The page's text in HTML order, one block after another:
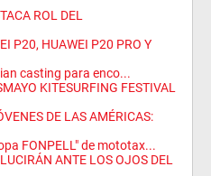
ROL DEL
P20, HUAWEI P20 PRO Y
casting para enco...
KITESURFING FESTIVAL
DE LAS AMÉRICAS:
FONPELL" de mototax...
ANTE LOS OJOS DEL